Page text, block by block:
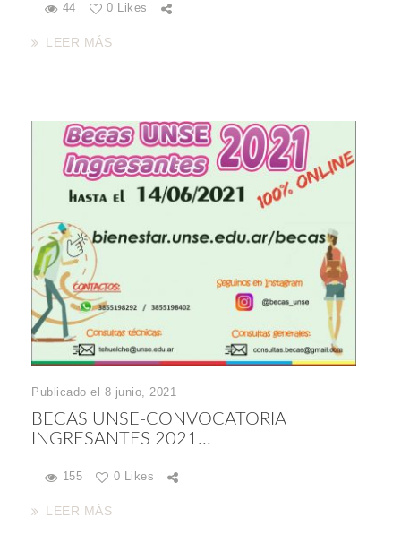
44 0 Likes
LEER MÁS
Publicado el 8 junio, 2021
BECAS UNSE-CONVOCATORIA
INGRESANTES 2021...
155 0 Likes
LEER MÁS